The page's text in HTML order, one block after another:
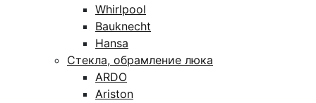
Whirlpool
Bauknecht
Hansa
Стекла, обрамление люка
ARDO
Ariston